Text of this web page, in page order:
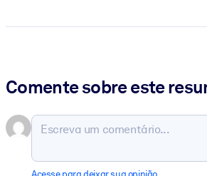
Comente sobre este